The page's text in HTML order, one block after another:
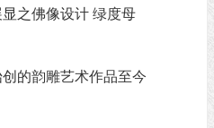
之佛像设计 绿度母
的韵雕艺术作品至今